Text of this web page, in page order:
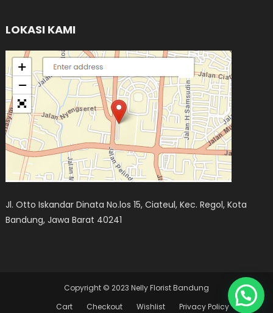
LOKASI KAMI
Jl. Otto Iskandar Dinata No.los 15, Ciateul, Kec. Regol, Kota
Bandung, Jawa Barat 40241
Copyright © 2023 Nelly Florist Bandung
Cart
Checkout Wishlist Privacy Policy